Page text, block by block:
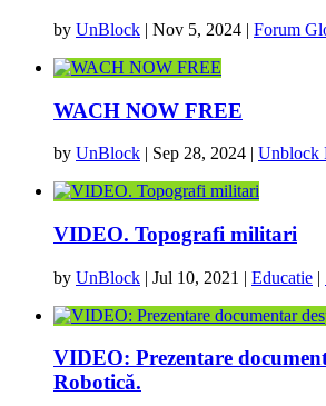
by UnBlock | Nov 5, 2024 | Forum
WACH NOW FREE
by UnBlock | Sep 28, 2024 | Unblock
VIDEO. Topografi militari
by UnBlock | Jul 10, 2021 | Educatie |
VIDEO: Prezentare
Robotică.